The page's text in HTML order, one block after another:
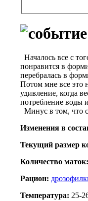
Началось все с
понравится в
перебралась в
Потом мне все это
удивление, когда
потребление воды
Минус в том, что
Изменения в
Текущий размер
Количество маток:
Рацион:
Температура: 25-